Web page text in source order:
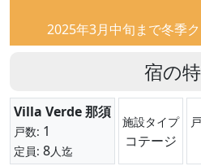
2025年3月中旬まで冬季ク
宿の
Villa Verde 那須
戸数: 1
定員: 8人迄
施設タイプ
コテージ